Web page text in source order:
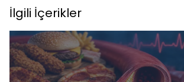
İlgili İçerikler